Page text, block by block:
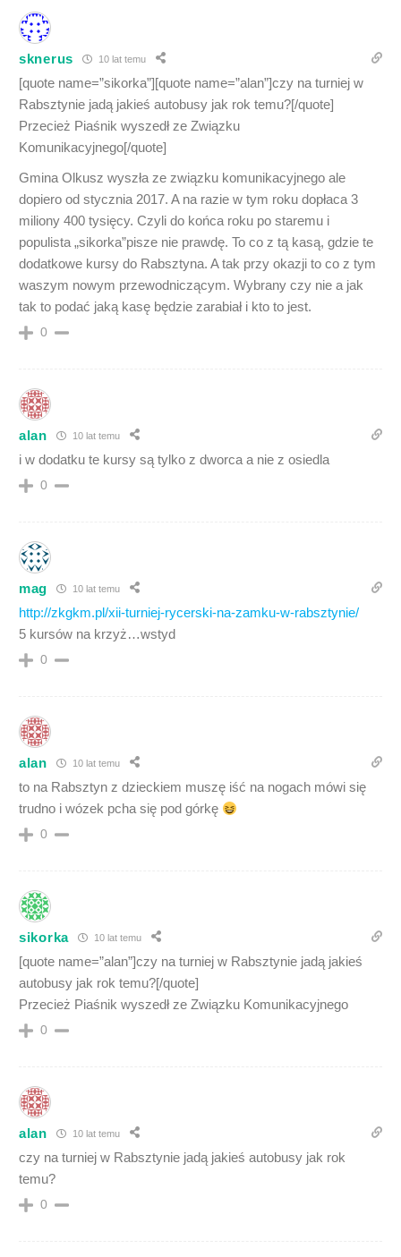
sknerus 10 lat temu
[quote name=”sikorka”][quote name=”alan”]czy na turniej w
Rabsztynie jadą jakieś autobusy jak rok temu?[/quote]
Przecież Piaśnik wyszedł ze Związku
Komunikacyjnego[/quote]
Gmina Olkusz wyszła ze związku komunikacyjnego ale
dopiero od stycznia 2017. A na razie w tym roku dopłaca 3
miliony 400 tysięcy. Czyli do końca roku po staremu i
populista „sikorka”pisze nie prawdę. To co z tą kasą, gdzie te
dodatkowe kursy do Rabsztyna. A tak przy okazji to co z tym
waszym nowym przewodniczącym. Wybrany czy nie a jak
tak to podać jaką kasę będzie zarabiał i kto to jest.
0
alan 10 lat temu
i w dodatku te kursy są tylko z dworca a nie z osiedla
0
mag 10 lat temu
http://zkgkm.pl/xii-turniej-rycerski-na-zamku-w-rabsztynie/
5 kursów na krzyż…wstyd
0
alan 10 lat temu
to na Rabsztyn z dzieckiem muszę iść na nogach mówi się
trudno i wózek pcha się pod górkę
0
sikorka 10 lat temu
[quote name=”alan”]czy na turniej w Rabsztynie jadą jakieś
autobusy jak rok temu?[/quote]
Przecież Piaśnik wyszedł ze Związku Komunikacyjnego
0
alan 10 lat temu
czy na turniej w Rabsztynie jadą jakieś autobusy jak rok
temu?
0